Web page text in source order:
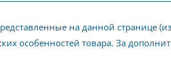
на данной странице
особенностей товара. За